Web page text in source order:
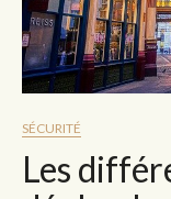
SÉCURITÉ
Les